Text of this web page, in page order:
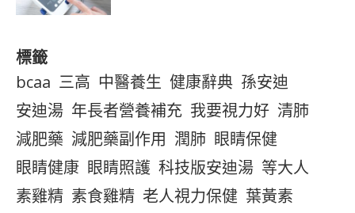
標籤
bcaa 三高 中醫養生 健康辭典 孫安迪
安迪湯 年長者營養補充 我要視力好 清肺
減肥藥 減肥藥副作用 潤肺 眼睛保健
眼睛健康 眼睛照護 科技版安迪湯 等大人
素雞精 素食雞精 老人視力保健 葉黃素